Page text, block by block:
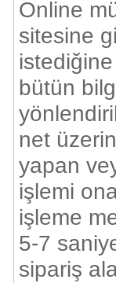
Online
sitesine
bütün
net
yapan
işlemi
işleme
5-7
sipariş